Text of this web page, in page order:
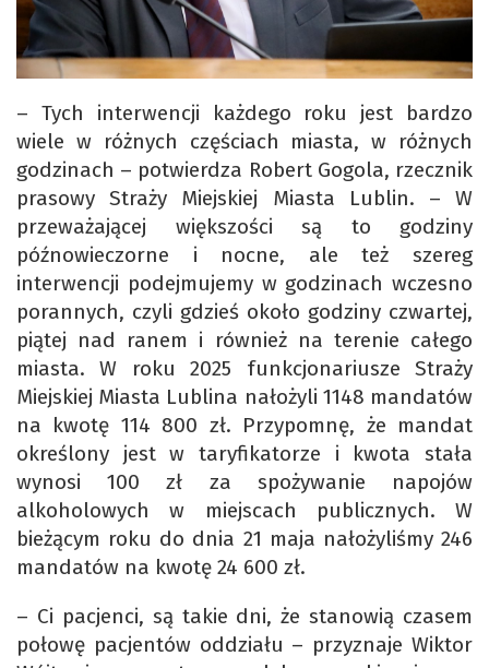
– Tych interwencji każdego roku jest bardzo
wiele w różnych częściach miasta, w różnych
godzinach – potwierdza Robert Gogola, rzecznik
prasowy Straży Miejskiej Miasta Lublin. – W
przeważającej większości są to godziny
późnowieczorne i nocne, ale też szereg
interwencji podejmujemy w godzinach wczesno
porannych, czyli gdzieś około godziny czwartej,
piątej nad ranem i również na terenie całego
miasta. W roku 2025 funkcjonariusze Straży
Miejskiej Miasta Lublina nałożyli 1148 mandatów
na kwotę 114 800 zł. Przypomnę, że mandat
określony jest w taryfikatorze i kwota stała
wynosi 100 zł za spożywanie napojów
alkoholowych w miejscach publicznych. W
bieżącym roku do dnia 21 maja nałożyliśmy 246
mandatów na kwotę 24 600 zł.
– Ci pacjenci, są takie dni, że stanowią czasem
połowę pacjentów oddziału – przyznaje Wiktor